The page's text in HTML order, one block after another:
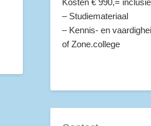
Kosten € 990,=
– Studiemateriaal
– Kennis- en
of Zone.college